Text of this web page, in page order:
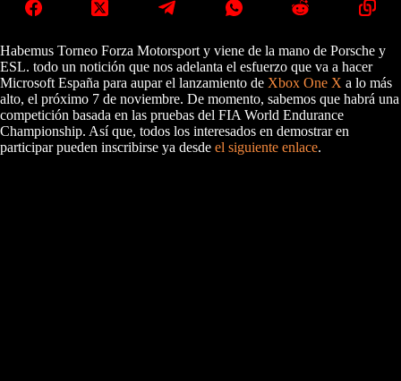
Habemus Torneo Forza Motorsport y viene de la mano de Porsche y
ESL. todo un notición que nos adelanta el esfuerzo que va a hacer
Microsoft España para aupar el lanzamiento de Xbox One X a lo más
alto, el próximo 7 de noviembre. De momento, sabemos que habrá una
competición basada en las pruebas del FIA World Endurance
Championship. Así que, todos los interesados en demostrar en
participar pueden inscribirse ya desde el siguiente enlace.